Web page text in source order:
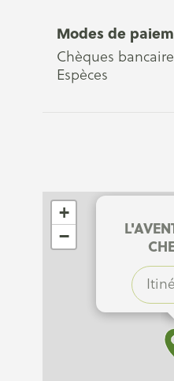
Modes de
Chèques
Espèces
+
−